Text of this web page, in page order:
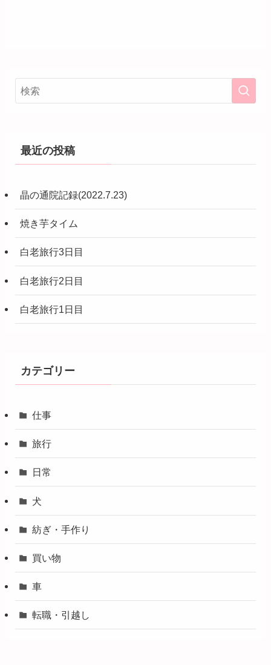
最近の投稿
晶の通院記録(2022.7.23)
焼き芋タイム
白老旅行3日目
白老旅行2日目
白老旅行1日目
カテゴリー
仕事
旅行
日常
犬
紡ぎ・手作り
買い物
車
転職・引越し